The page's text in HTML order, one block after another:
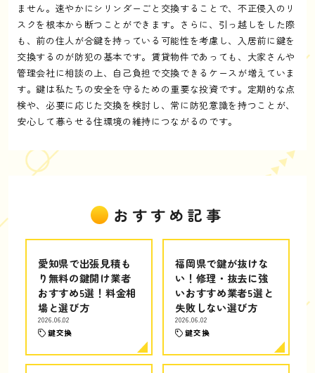
ません。速やかにシリンダーごと交換することで、不正侵入のリ
スクを根本から断つことができます。さらに、引っ越しをした際
も、前の住人が合鍵を持っている可能性を考慮し、入居前に鍵を
交換するのが防犯の基本です。賃貸物件であっても、大家さんや
管理会社に相談の上、自己負担で交換できるケースが増えていま
す。鍵は私たちの安全を守るための重要な投資です。定期的な点
検や、必要に応じた交換を検討し、常に防犯意識を持つことが、
安心して暮らせる住環境の維持につながるのです。
おすすめ記事
愛知県で出張見積も
り無料の鍵開け業者
おすすめ5選！料金相
場と選び方
2026.06.02
鍵交換
福岡県で鍵が抜けな
い！修理・抜去に強
いおすすめ業者5選と
失敗しない選び方
2026.06.02
鍵交換